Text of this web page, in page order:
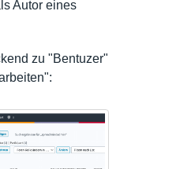
Autor eines
zu "Bentuzer"